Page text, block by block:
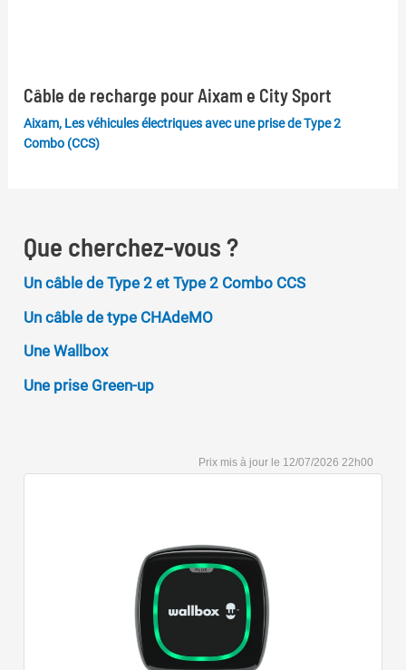
Câble de recharge pour Aixam e City Sport
Aixam, Les véhicules électriques avec une prise de Type 2
Combo (CCS)
Que cherchez-vous ?
Un câble de Type 2 et Type 2 Combo CCS
Un câble de type CHAdeMO
Une Wallbox
Une prise Green-up
12/07/2026 22h00